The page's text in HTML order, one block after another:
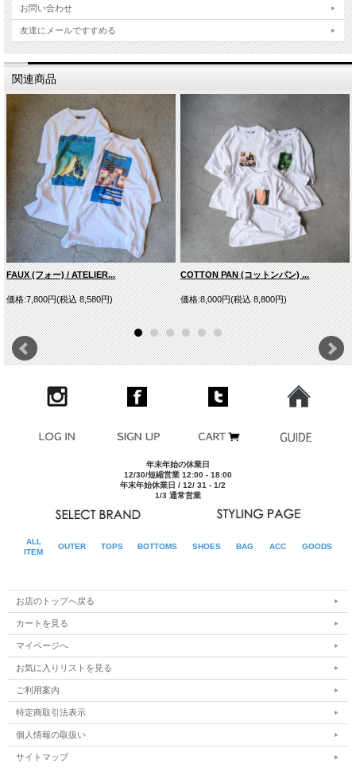
UY23-001
UY23-002
お問い合わせ
友達にメールですすめる
関連商品
FAUX (フォー) / ATELIER...
価格:7,800円(税込 8,580円)
COTTON PAN (コットンパン) ...
価格:8,000円(税込 8,800円)
年末年始の休業日
12/30/短縮営業 12:00 - 18:00
年末年始休業日 / 12/ 31 - 1/2
1/3 通常営業
ALL
ITEM
OUTER TOPS BOTTOMS SHOES BAG ACC GOODS
お店のトップへ戻る
カートを見る
マイページへ
お気に入りリストを見る
ご利用案内
特定商取引法表示
個人情報の取扱い
サイトマップ